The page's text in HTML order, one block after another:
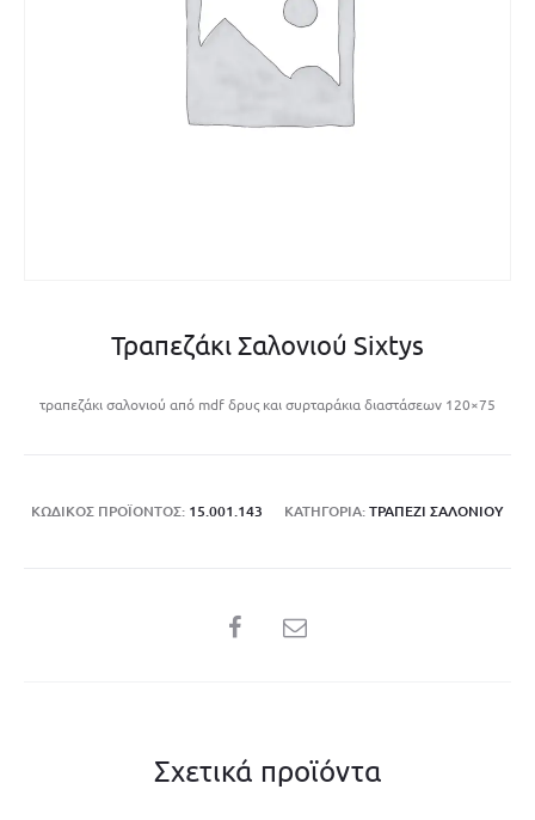
Τραπεζάκι Σαλονιού Sixtys
τραπεζάκι σαλονιού από mdf δρυς και συρταράκια διαστάσεων 120×75
ΚΩΔΙΚΌΣ ΠΡΟΪΌΝΤΟΣ: 15.001.143 ΚΑΤΗΓΟΡΊΑ:ΤΡΑΠΈΖΙ ΣΑΛΟΝΙΟΎ
SHARE
Σχετικά προϊόντα